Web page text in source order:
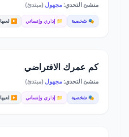
منشئ التحدي:مجهول (مبتدئ)
🎭 شخصية 📁 إداري وإنساني ▶️ لعبها 160
كم عمرك الافتراضي
منشئ التحدي:مجهول (مبتدئ)
🎭 شخصية 📁 إداري وإنساني ▶️ لعبها 5